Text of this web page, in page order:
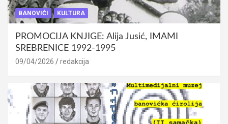
BANOVIĆI KULTURA
PROMOCIJA KNJIGE: Alija Jusić, IMAMI
SREBRENICE 1992-1995
09/04/2026 redakcija